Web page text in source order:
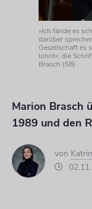
»Ich fände es
darüber
Gesellschaft es
lohnt«: die
Brasch (58)
Marion Brasch
1989 und den
von